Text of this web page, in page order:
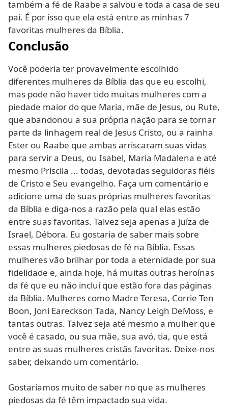
também a fé de Raabe a salvou e toda a casa de seu
pai. É por isso que ela está entre as minhas 7
favoritas mulheres da Bíblia.
Conclusão
Você poderia ter provavelmente escolhido
diferentes mulheres da Bíblia das que eu escolhi,
mas pode não haver tido muitas mulheres com a
piedade maior do que Maria, mãe de Jesus, ou Rute,
que abandonou a sua própria nação para se tornar
parte da linhagem real de Jesus Cristo, ou a rainha
Ester ou Raabe que ambas arriscaram suas vidas
para servir a Deus, ou Isabel, Maria Madalena e até
mesmo Priscila ... todas, devotadas seguidoras fiéis
de Cristo e Seu evangelho. Faça um comentário e
adicione uma de suas próprias mulheres favoritas
da Bíblia e diga-nos a razão pela qual elas estão
entre suas favoritas. Talvez seja apenas a juíza de
Israel, Débora. Eu gostaria de saber mais sobre
essas mulheres piedosas de fé na Bíblia. Essas
mulheres vão brilhar por toda a eternidade por sua
fidelidade e, ainda hoje, há muitas outras heroínas
da fé que eu não incluí que estão fora das páginas
da Bíblia. Mulheres como Madre Teresa, Corrie Ten
Boon, Joni Eareckson Tada, Nancy Leigh DeMoss, e
tantas outras. Talvez seja até mesmo a mulher que
você é casado, ou sua mãe, sua avó, tia, que está
entre as suas mulheres cristãs favoritas. Deixe-nos
saber, deixando um comentário.
Gostaríamos muito de saber no que as mulheres
piedosas da fé têm impactado sua vida.